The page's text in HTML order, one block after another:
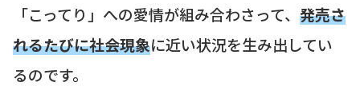
「こってり」への愛情が組み合わさって、 発売さ
れるたびに社会現象に近い状況を生み出してい
るのです。